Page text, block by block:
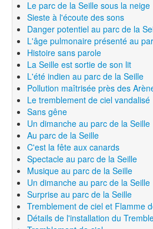
Le parc de la Seille sous la neige
Sieste à l'écoute des sons
Danger potentiel au parc de la
L'âge pulmonaire présenté au
Histoire sans parole
La Seille est sortie de son lit
L'été indien au parc de la Seille
Pollution maîtrisée près des
Le tremblement de ciel vandalisé
Sans gêne
Un dimanche au parc de la Seille
Au parc de la Seille
C'est la fête aux canards
Spectacle au parc de la Seille
Musique au parc de la Seille
Un dimanche au parc de la Seille
Surprise au parc de la Seille
Tremblement de ciel et Flamme
Détails de l'installation du